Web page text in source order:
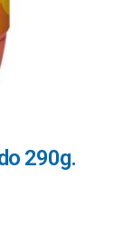
290g.